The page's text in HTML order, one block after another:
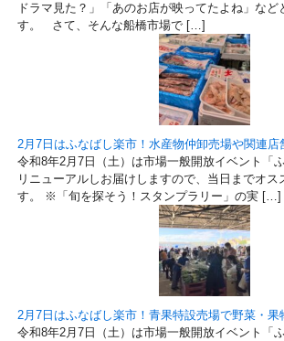
ドラマ見た？」「あのお店が映ってたよね」な
す。 さて、そんな船橋市場で […]
2月7日はふなばし楽市！水産物仲卸売場や関連
令和8年2月7日（土）は市場一般開放イベント「
リニューアルしお届けしますので、当日までオ
す。 ※「旬を探そう！スタンプラリー」の実 […]
2月7日はふなばし楽市！青果特設売場で野菜・果
令和8年2月7日（土）は市場一般開放イベント「